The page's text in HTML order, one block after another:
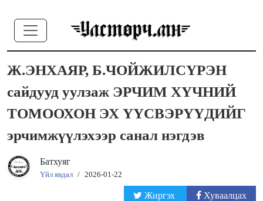
Ж.ЭНХАЯР, Б.ЧОЙЖИЛСҮРЭН
сайдууд уулзаж ЭРЧИМ ХҮЧНИЙ
ТОМООХОН ЭХ ҮҮСВЭРҮҮДИЙГ
эрчимжүүлэхээр санал нэгдэв
Батхуяг
Үйл явдал / 2026-01-22
Жиргэх Хуваалцах